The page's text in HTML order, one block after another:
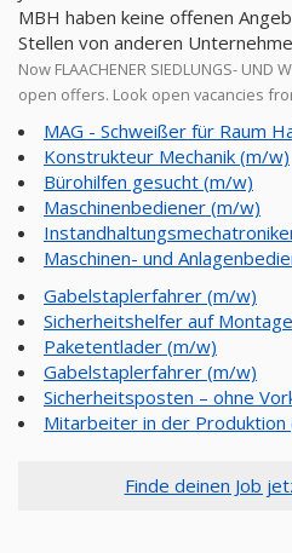
MBH haben keine offenen
Stellen von anderen
Now FLAACHENER SIEDLUNGS- UND
open offers. Look open vacancies
MAG - Schweißer für Raum
Konstrukteur Mechanik (m/w)
Bürohilfen gesucht (m/w)
Maschinenbediener (m/w)
Maschinen- und
Gabelstaplerfahrer (m/w)
Sicherheitshelfer auf
Paketentlader (m/w)
Gabelstaplerfahrer (m/w)
Sicherheitsposten – ohne
Mitarbeiter in der Produktion
Finde deinen Job